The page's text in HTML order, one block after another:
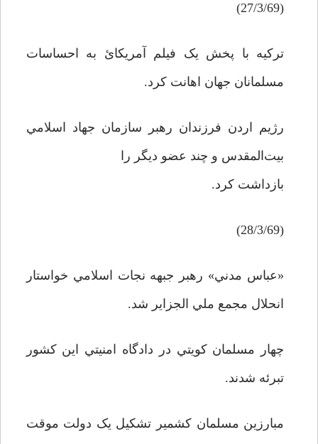
(27/3/69)
ترکيه با پخش يک فيلم آمريکائ به احساسات
مسلمانان جهان اهانت کرد.
رژيم اردن فرزندان رهبر سازمان جهاد اسلامي
بيت‌المقدس و چند عضو ديگر را
بازداشت کرد.
(28/3/69)
«عباس مدني» رهبر جبهه نجات اسلامي خواستار
انحلال مجمع ملي الجزاير شد.
چهار مسلمان کويتي در دادگاه امنيتي اين کشور
تبرئه شدند.
مبارزين مسلمان کشمير تشکيل يک دولت موقت